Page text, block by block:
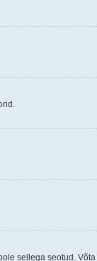
sellega seotud.